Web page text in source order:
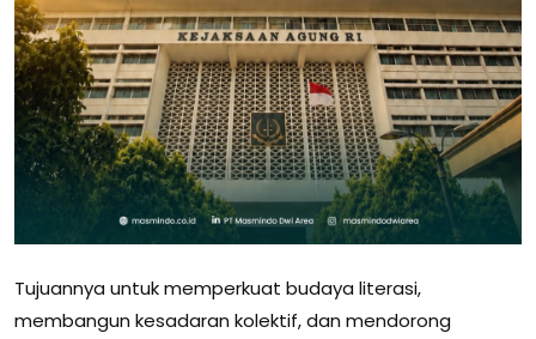
Tujuannya untuk memperkuat budaya literasi,
membangun kesadaran kolektif, dan mendorong